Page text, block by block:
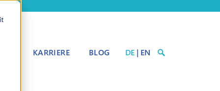
KARRIERE BLOG DE| EN